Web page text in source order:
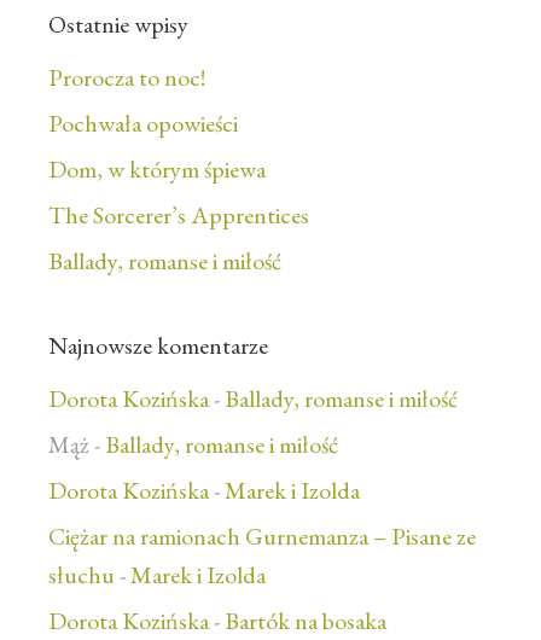
Ostatnie wpisy
Prorocza to noc!
Pochwała opowieści
Dom, w którym śpiewa
The Sorcerer’s Apprentices
Ballady, romanse i miłość
Najnowsze komentarze
Dorota Kozińska-Ballady, romanse i miłość
Mąż-Ballady, romanse i miłość
Dorota Kozińska-Marek i Izolda
Ciężar na ramionach Gurnemanza – Pisane ze
słuchu-Marek i Izolda
Dorota Kozińska-Bartók na bosaka